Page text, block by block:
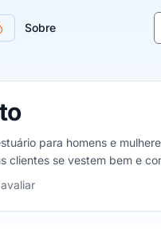
Sobre
para homens e
clientes se vestem bem e